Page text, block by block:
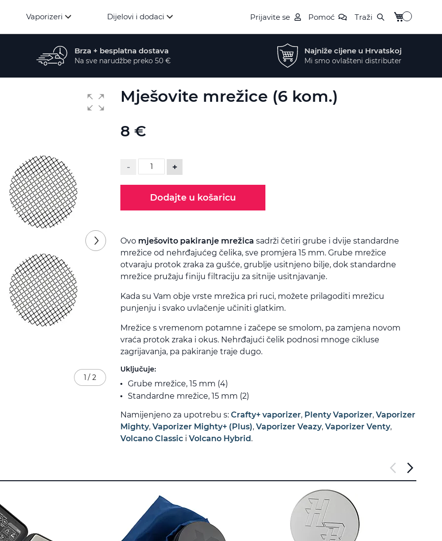
Vaporizeri Dijelovi i dodaci Prijavite se Pomoć Traži My Cart
Brza + besplatna dostava
Na sve narudžbe preko 50 €
Najniže cijene u Hrvatskoj
Mi smo ovlašteni distributer
Mješovite mrežice (6 kom.)
8 €
- +
Dodajte u košaricu
Ovo mješovito pakiranje mrežica sadrži četiri grube i dvije standardne
mrežice od nehrđajućeg čelika, sve promjera 15 mm. Grube mrežice
otvaraju protok zraka za gušće, grublje usitnjeno bilje, dok standardne
mrežice pružaju finiju filtraciju za sitnije usitnjavanje.
Kada su Vam obje vrste mrežica pri ruci, možete prilagoditi mrežicu
punjenju i svako uvlačenje učiniti glatkim.
Mrežice s vremenom potamne i začepe se smolom, pa zamjena novom
vraća protok zraka i okus. Nehrđajući čelik podnosi mnoge cikluse
zagrijavanja, pa pakiranje traje dugo.
Uključuje:
Grube mrežice, 15 mm (4)
Standardne mrežice, 15 mm (2)
Namijenjeno za upotrebu s: Crafty+ vaporizer, Plenty Vaporizer, Vaporizer
Mighty, Vaporizer Mighty+ (Plus), Vaporizer Veazy, Vaporizer Venty,
Volcano Classic i Volcano Hybrid .
1 / 2